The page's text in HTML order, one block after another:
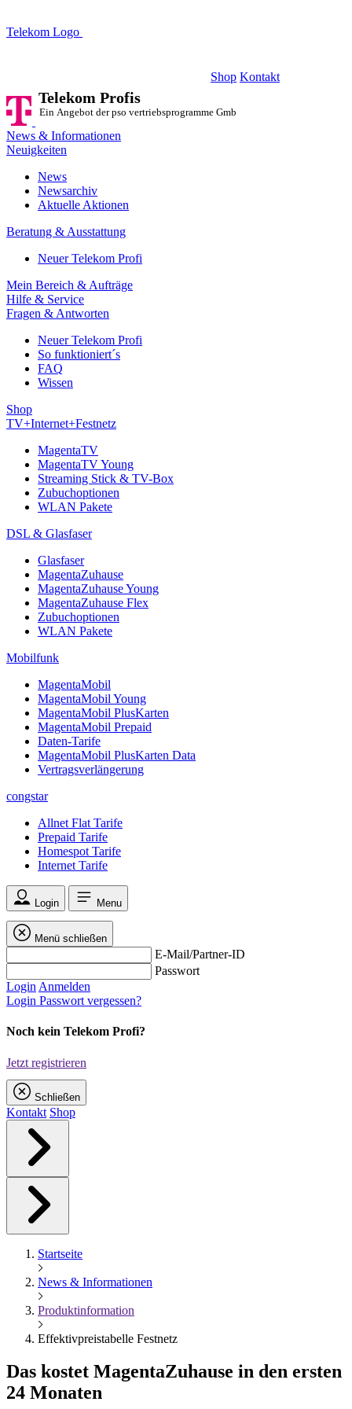
Telekom Logo
Shop Kontakt
Telekom Profis
Ein Angebot der pso vertriebsprogramme GmbH
News & Informationen
Neuigkeiten
News
Newsarchiv
Aktuelle Aktionen
Beratung & Ausstattung
Neuer Telekom Profi
Mein Bereich & Aufträge
Hilfe & Service
Fragen & Antworten
Neuer Telekom Profi
So funktioniert´s
FAQ
Wissen
Shop
TV+Internet+Festnetz
MagentaTV
MagentaTV Young
Streaming Stick & TV-Box
Zubuchoptionen
WLAN Pakete
DSL & Glasfaser
Glasfaser
MagentaZuhause
MagentaZuhause Young
MagentaZuhause Flex
Zubuchoptionen
WLAN Pakete
Mobilfunk
MagentaMobil
MagentaMobil Young
MagentaMobil PlusKarten
MagentaMobil Prepaid
Daten-Tarife
MagentaMobil PlusKarten Data
Vertragsverlängerung
congstar
Allnet Flat Tarife
Prepaid Tarife
Homespot Tarife
Internet Tarife
Login Menu
Menü schließen
E-Mail/Partner-ID
Passwort
Login Anmelden
Login Passwort vergessen?
Noch kein Telekom Profi?
Jetzt registrieren
Schließen
Kontakt Shop
Startseite
News & Informationen
Produktinformation
Effektivpreistabelle Festnetz
Das kostet MagentaZuhause in den ersten
24 Monaten